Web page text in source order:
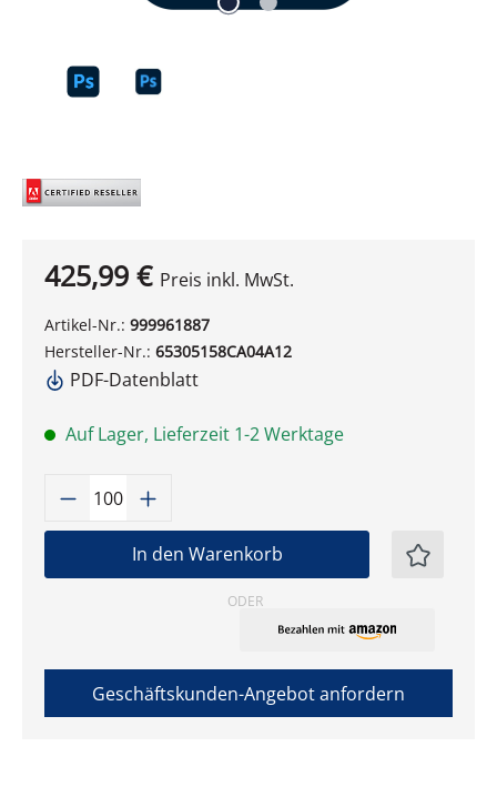
425,99 € Preis inkl. MwSt.
Artikel-Nr.: 999961887
Hersteller-Nr.: 65305158CA04A12
PDF-Datenblatt
Auf Lager, Lieferzeit 1-2 Werktage
Produkt Anzahl: Gib den
In den Warenkorb
ODER
Geschäftskunden-Angebot anfordern